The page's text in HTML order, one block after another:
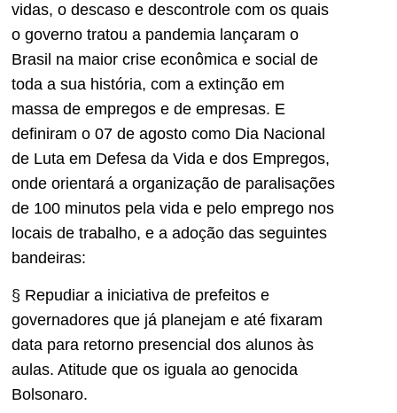
vidas, o descaso e descontrole com os quais
o governo tratou a pandemia lançaram o
Brasil na maior crise econômica e social de
toda a sua história, com a extinção em
massa de empregos e de empresas. E
definiram o 07 de agosto como Dia Nacional
de Luta em Defesa da Vida e dos Empregos,
onde orientará a organização de paralisações
de 100 minutos pela vida e pelo emprego nos
locais de trabalho, e a adoção das seguintes
bandeiras:
§ Repudiar a iniciativa de prefeitos e
governadores que já planejam e até fixaram
data para retorno presencial dos alunos às
aulas. Atitude que os iguala ao genocida
Bolsonaro.